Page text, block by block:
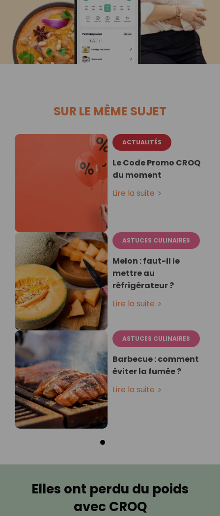
SUR LE MÊME SUJET
ACTUALITÉS
Le Code Promo CROQ
du moment
Lire la suite
ASTUCES CULINAIRES
Melon : faut-il le
mettre au
réfrigérateur ?
Lire la suite
ASTUCES CULINAIRES
Barbecue : comment
éviter la fumée ?
Lire la suite
Elles ont perdu du poids
avec CROQ